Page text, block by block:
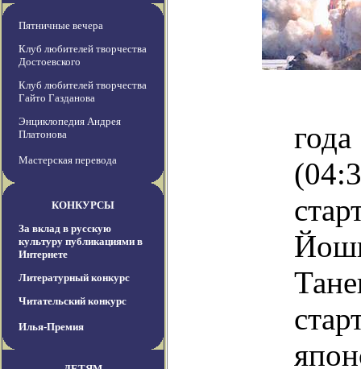
Пятничные вечера
Клуб любителей творчества
Достоевского
Клуб любителей творчества
Гайто Газданова
Энциклопедия Андрея
Платонова
Мастерская перевода
КОНКУРСЫ
За вклад в русскую
культуру публикациями в
Интернете
Литературный конкурс
Читательский конкурс
Илья-Премия